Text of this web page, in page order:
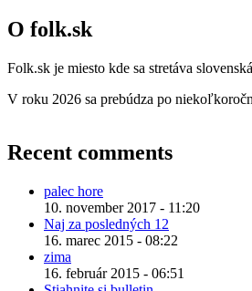
O folk.sk
Folk.sk je miesto kde sa stretáva
V roku 2026 sa prebúdza po
Recent comments
palec hore
10. november 2017 - 11:20
Naj za posledných 12
16. marec 2015 - 08:22
zima
16. február 2015 - 06:51